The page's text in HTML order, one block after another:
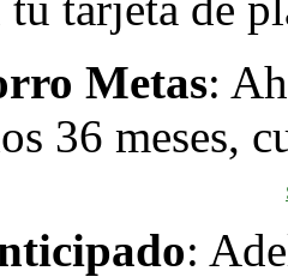
Metas:
36 meses,
: